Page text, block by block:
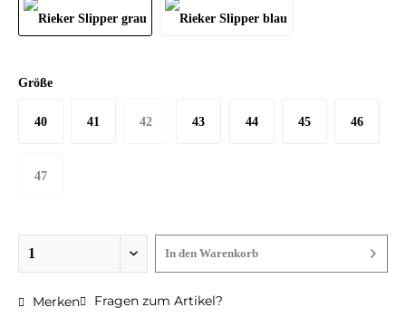
Größe
40 41 42 43 44 45 46
47
In den Warenkorb
Merken Fragen zum Artikel?